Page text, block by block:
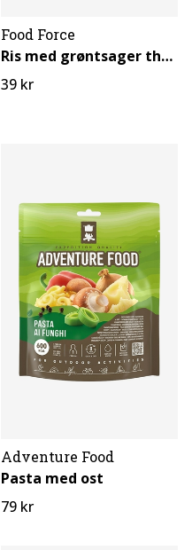
Food Force
Ris med grøntsager thaistil (vegetarisk)
39 kr
Adventure Food
Pasta med ost
79 kr